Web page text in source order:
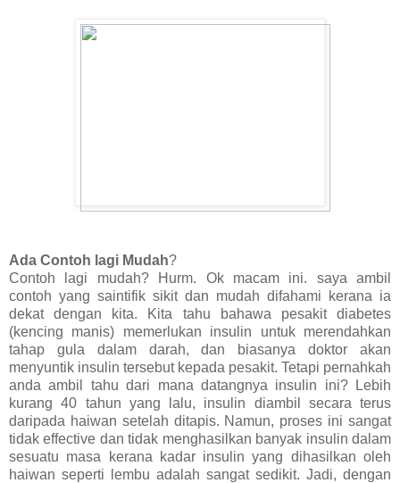
Ada Contoh lagi Mudah?
Contoh lagi mudah? Hurm. Ok macam ini. saya ambil
contoh yang saintifik sikit dan mudah difahami kerana ia
dekat dengan kita. Kita tahu bahawa pesakit diabetes
(kencing manis) memerlukan insulin untuk merendahkan
tahap gula dalam darah, dan biasanya doktor akan
menyuntik insulin tersebut kepada pesakit. Tetapi pernahkah
anda ambil tahu dari mana datangnya insulin ini? Lebih
kurang 40 tahun yang lalu, insulin diambil secara terus
daripada haiwan setelah ditapis. Namun, proses ini sangat
tidak effective dan tidak menghasilkan banyak insulin dalam
sesuatu masa kerana kadar insulin yang dihasilkan oleh
haiwan seperti lembu adalah sangat sedikit. Jadi, dengan